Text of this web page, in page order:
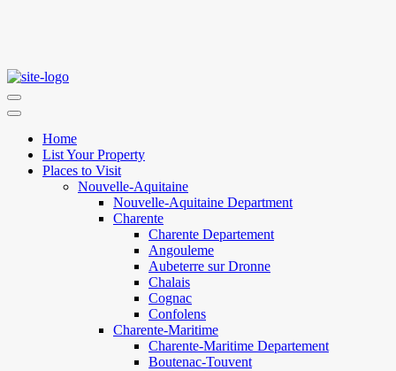
Home
List Your Property
Places to Visit
Nouvelle-Aquitaine
Nouvelle-Aquitaine Department
Charente
Charente Departement
Angouleme
Aubeterre sur Dronne
Chalais
Cognac
Confolens
Charente-Maritime
Charente-Maritime Departement
Boutenac-Touvent